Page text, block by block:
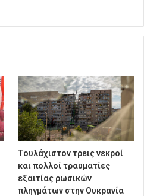
Τουλάχιστον τρεις νεκροί
και πολλοί τραυματίες
εξαιτίας ρωσικών
πληγμάτων στην Ουκρανία